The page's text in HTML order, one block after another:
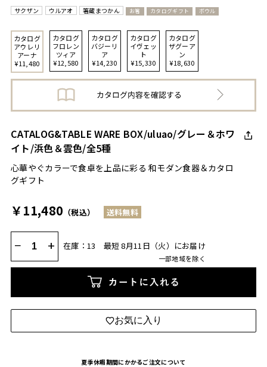
サクザン ウルアオ 箸蔵まつかん お箸 カタログギフト ボウル
カタログ
アウレリ
アーナ
¥11,480
カタログ
フロレン
ツィア
¥12,580
カタログ
バジーリ
ア
¥14,230
カタログ
イヴェッ
ト
¥15,330
カタログ
ザグーア
ン
¥18,630
CATALOG&TABLE WARE BOX/uluao/グレー＆ホワ
イト/浜色＆雲色/全5種
心華やぐカラーで食卓を上品に彩る 和モダン食器＆カタロ
グギフト
￥11,480 （税込） 送料無料
− + 在庫：13 最短 8月11日（火）にお届け
一部地域を除く
カートに入れる
お気に入り
夏季休暇期間にかかるご注文について